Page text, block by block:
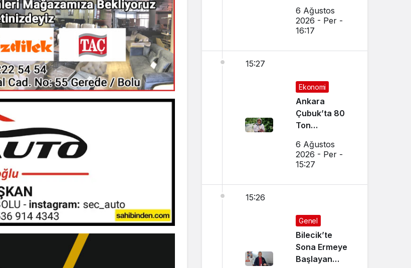
6 Ağustos
2026 - Per -
16:17
15:27
Ekonomi
Ankara
Çubuk’ta 80
Ton
6 Ağustos
2026 - Per -
15:27
15:26
Genel
Bilecik’te
Sona Ermeye
Başlayan